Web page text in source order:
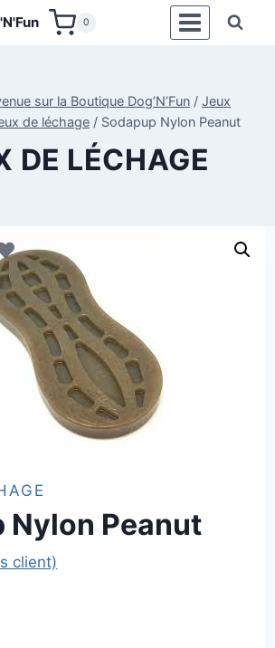
0
sur la Boutique Dog’N’Fun / Jeux
de léchage / Sodapup Nylon Peanut
DE LÉCHAGE
Nylon Peanut
client)